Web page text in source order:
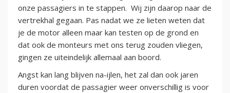
onze passagiers in te stappen. Wij zijn daarop naar de
vertrekhal gegaan. Pas nadat we ze lieten weten dat
je de motor alleen maar kan testen op de grond en
dat ook de monteurs met ons terug zouden vliegen,
gingen ze uiteindelijk allemaal aan boord.
Angst kan lang blijven na-ijlen, het zal dan ook jaren
duren voordat de passagier weer onverschillig is voor